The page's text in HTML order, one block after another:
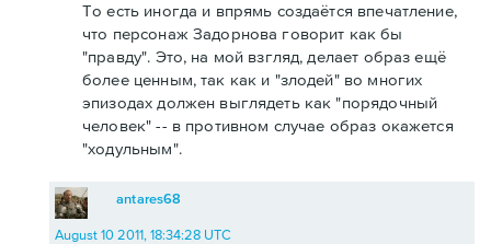
То есть иногда и впрямь создаётся впечатление,
что персонаж Задорнова говорит как бы
"правду". Это, на мой взгляд, делает образ ещё
более ценным, так как и "злодей" во многих
эпизодах должен выглядеть как "порядочный
человек" -- в противном случае образ окажется
"ходульным".
antares68
August 10 2011, 18:34:28 UTC